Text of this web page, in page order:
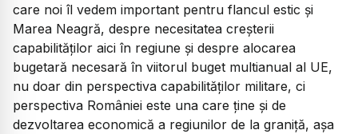
care noi îl vedem important pentru flancul estic și
Marea Neagră, despre necesitatea creșterii
capabilităților aici în regiune și despre alocarea
bugetară necesară în viitorul buget multianual al UE,
nu doar din perspectiva capabilităților militare, ci
perspectiva României este una care ține și de
dezvoltarea economică a regiunilor de la graniță, așa